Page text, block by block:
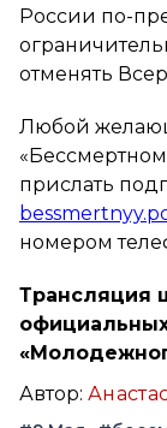
России по-
отменять
Любой
«Бессмертном
прислать
номером
Трансляция
Автор: